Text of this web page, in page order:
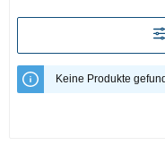
Keine Produkte